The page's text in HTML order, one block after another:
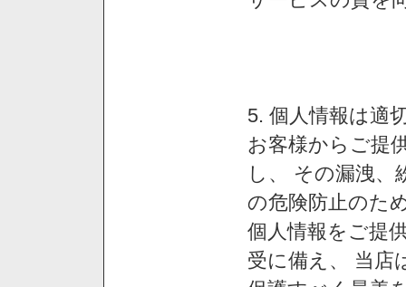
5. 個人情報は適
お客様からご提
し、 その漏洩、
の危険防止のた
個人情報をご提
受に備え、 当店